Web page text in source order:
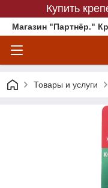
Купить
Магазин "Партнёр."
Товары и услуги